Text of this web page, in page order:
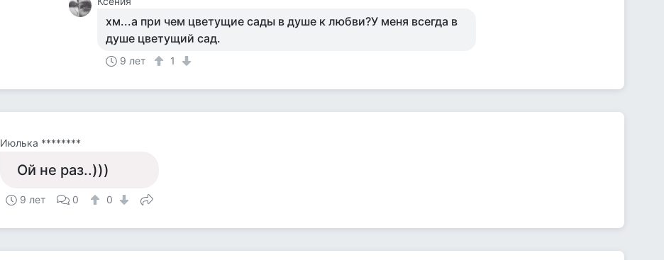
хм...а при чем цветущие сады в душе к любви?У меня всегда в
душе цветущий сад.
9 лет 1
Июлька ********
Ой не раз..)))
9 лет 0 0